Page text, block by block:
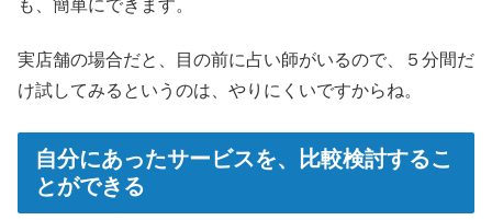
も、簡単にできます。
実店舗の場合だと、目の前に占い師がいるので、５分間だ
け試してみるというのは、やりにくいですからね。
自分にあったサービスを、比較検討するこ
とができる